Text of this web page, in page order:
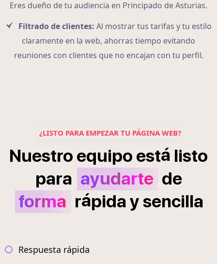
Eres dueño de tu audiencia en Principado de Asturias.
Filtrado de clientes: Al mostrar tus tarifas y tu estilo
claramente en la web, ahorras tiempo evitando
reuniones con clientes que no encajan con tu perfil.
¿LISTO PARA EMPEZAR TU PÁGINA WEB?
Nuestro equipo está listo
para ayudarte de
forma rápidaysencilla
Respuesta rápida